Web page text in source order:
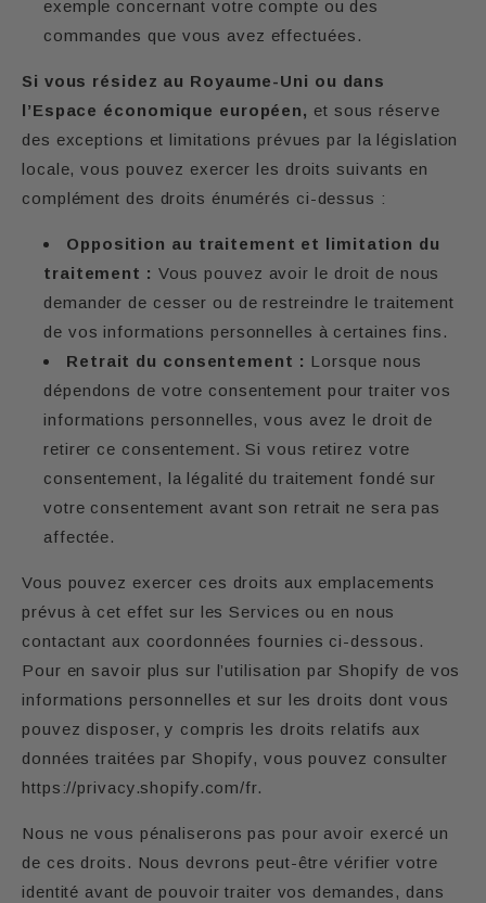
exemple concernant votre compte ou des
commandes que vous avez effectuées.
Si vous résidez au Royaume-Uni ou dans
l’Espace économique européen, et sous réserve
des exceptions et limitations prévues par la législation
locale, vous pouvez exercer les droits suivants en
complément des droits énumérés ci-dessus :
Opposition au traitement et limitation du
traitement : Vous pouvez avoir le droit de nous
demander de cesser ou de restreindre le traitement
de vos informations personnelles à certaines fins.
Retrait du consentement : Lorsque nous
dépendons de votre consentement pour traiter vos
informations personnelles, vous avez le droit de
retirer ce consentement. Si vous retirez votre
consentement, la légalité du traitement fondé sur
votre consentement avant son retrait ne sera pas
affectée.
Vous pouvez exercer ces droits aux emplacements
prévus à cet effet sur les Services ou en nous
contactant aux coordonnées fournies ci-dessous.
Pour en savoir plus sur l’utilisation par Shopify de vos
informations personnelles et sur les droits dont vous
pouvez disposer, y compris les droits relatifs aux
données traitées par Shopify, vous pouvez consulter
https://privacy.shopify.com/fr.
Nous ne vous pénaliserons pas pour avoir exercé un
de ces droits. Nous devrons peut-être vérifier votre
identité avant de pouvoir traiter vos demandes, dans